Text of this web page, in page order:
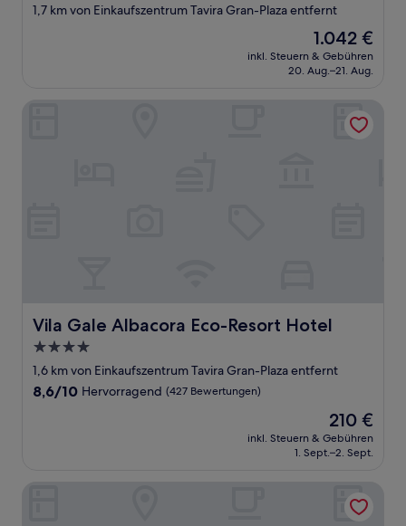
Sterne-
1,7 km von Einkaufszentrum Tavira Gran-Plaza entfernt
Der
Preis
beträgt
1.042 €
inkl. Steuern & Gebühren
20. Aug.–21. Aug.
Vila Gale Albacora Eco-Resort Hotel
Vila Gale Albacora Eco-Resort Hotel
4.0-
Sterne-
Unterkunft
1,6 km von Einkaufszentrum Tavira Gran-Plaza entfernt
8.6
8,6/10 Hervorragend (427 Bewertungen)
Der
Preis
beträgt
210 €
inkl. Steuern & Gebühren
1. Sept.–2. Sept.